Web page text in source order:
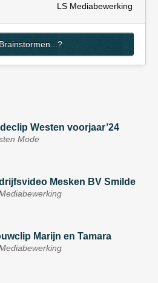
LS Mediabewerking
Brainstormen...?
Westen voorjaar’24
Mode
Mesken BV Smilde
Marijn en Tamara